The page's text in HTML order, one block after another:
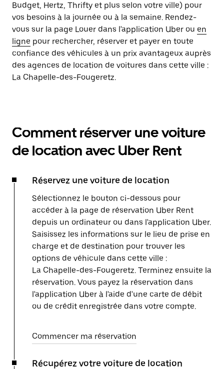
Budget, Hertz, Thrifty et plus selon votre ville) pour
vos besoins à la journée ou à la semaine. Rendez-
vous sur la page Louer dans l'application Uber ou en
ligne pour rechercher, réserver et payer en toute
confiance des véhicules à un prix avantageux auprès
des agences de location de voitures dans cette ville :
La Chapelle-des-Fougeretz.
Comment réserver une voiture
de location avec Uber Rent
Réservez une voiture de location
Sélectionnez le bouton ci-dessous pour
accéder à la page de réservation Uber Rent
depuis un ordinateur ou dans l'application Uber.
Saisissez les informations sur le lieu de prise en
charge et de destination pour trouver les
options de véhicule dans cette ville :
La Chapelle-des-Fougeretz. Terminez ensuite la
réservation. Vous payez la réservation dans
l'application Uber à l'aide d'une carte de débit
ou de crédit enregistrée dans votre compte.
Commencer ma réservation
Récupérez votre voiture de location